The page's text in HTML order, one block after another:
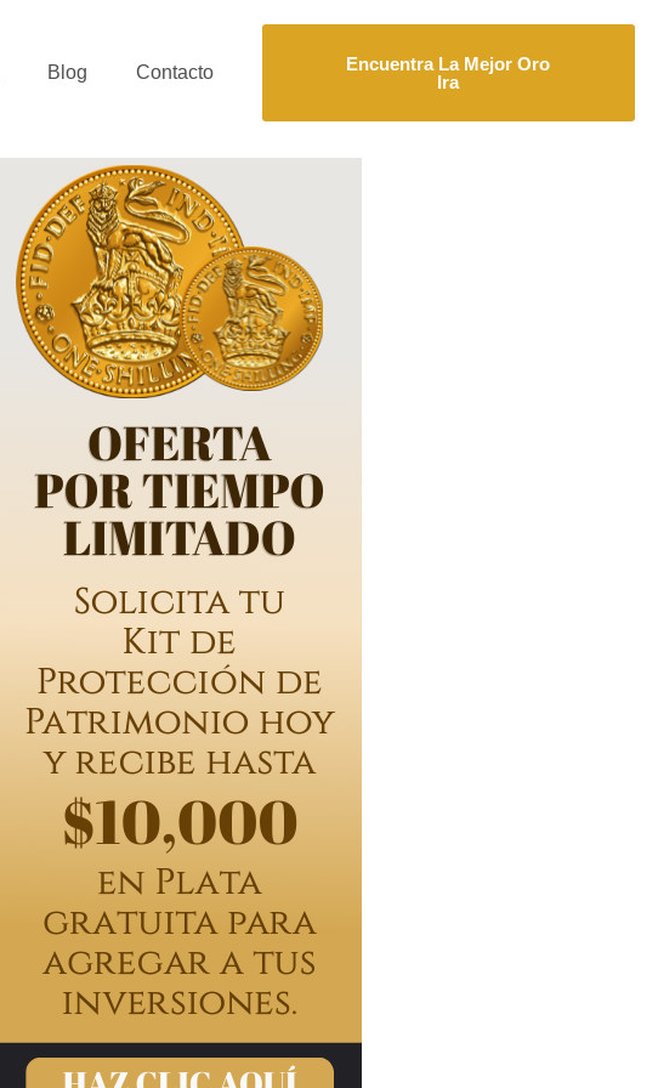
Blog Contacto
Encuentra La Mejor Oro
Ira